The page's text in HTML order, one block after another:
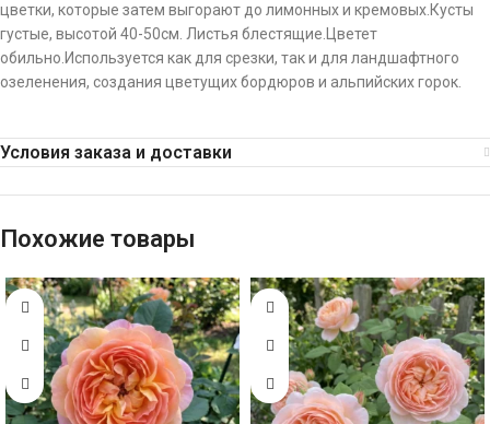
цветки, которые затем выгорают до лимонных и кремовых.Кусты
густые, высотой 40-50см. Листья блестящие.Цветет
обильно.Используется как для срезки, так и для ландшафтного
озеленения, создания цветущих бордюров и альпийских горок.
Условия заказа и доставки
Похожие товары